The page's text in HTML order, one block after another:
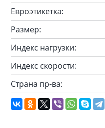
Евроэтикетка:
Размер:
Индекс нагрузки:
Индекс скорости:
Страна пр-ва: